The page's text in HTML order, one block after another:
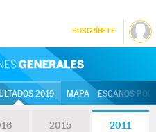
SUSCRÍBETE
2019 MAPA ESCAÑOS
2015 2011